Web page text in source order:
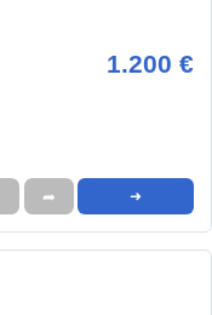
1.200 €
➦ ➜